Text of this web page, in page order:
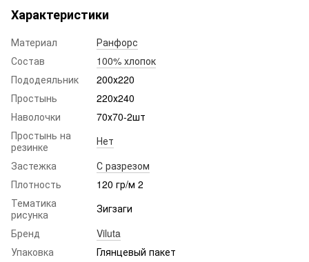
Характеристики
Материал
Ранфорс
Состав
100% хлопок
Пододеяльник
200х220
Простынь
220х240
Наволочки
70х70-2шт
Простынь на
резинке
Нет
Застежка
С разрезом
Плотность
120 гр/м 2
Тематика
рисунка
Зигзаги
Бренд
Viluta
Упаковка
Глянцевый пакет